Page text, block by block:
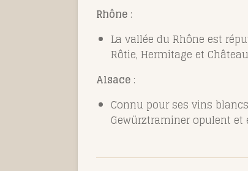
Rhône :
La vallée du Rhône est
Rôtie, Hermitage et
Alsace :
Connu pour ses vins
Gewürztraminer opulent et